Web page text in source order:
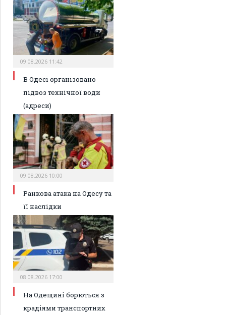
09.08.2026 11:42
В Одесі організовано
підвоз технічної води
(адреси)
09.08.2026 10:00
Ранкова атака на Одесу та
її наслідки
08.08.2026 17:00
На Одещині борються з
крадіями транспортних